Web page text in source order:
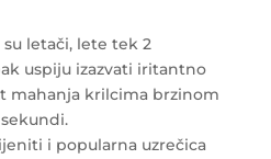
letači, lete tek 2
uspiju izazvati iritantno
mahanja krilcima brzinom
i popularna uzrečica